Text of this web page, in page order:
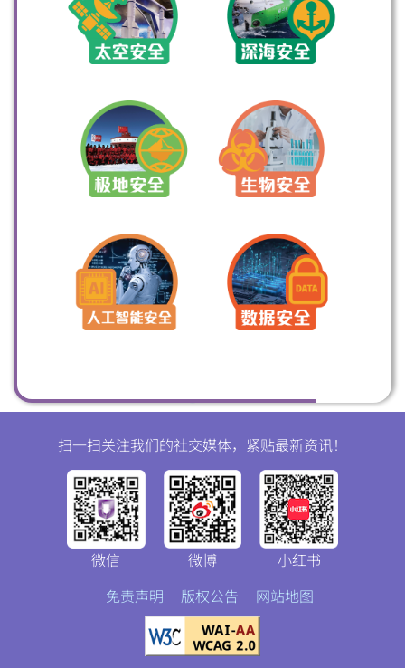
免责声明 版权公告 网站地图
扫一扫关注我们的社交媒体，紧贴最新资讯！
微信 微博 小红书